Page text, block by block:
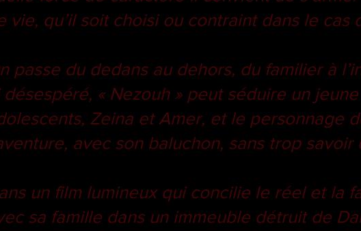
vie, qu’il soit choisi ou contraint dans le cas
passe du dedans au dehors, du familier à
désespéré, « Nezouh » peut séduire un
Zeina et Amer, et le personnage
avec son baluchon, sans trop savoir
un film lumineux qui concilie le réel et la
sa famille dans un immeuble détruit de